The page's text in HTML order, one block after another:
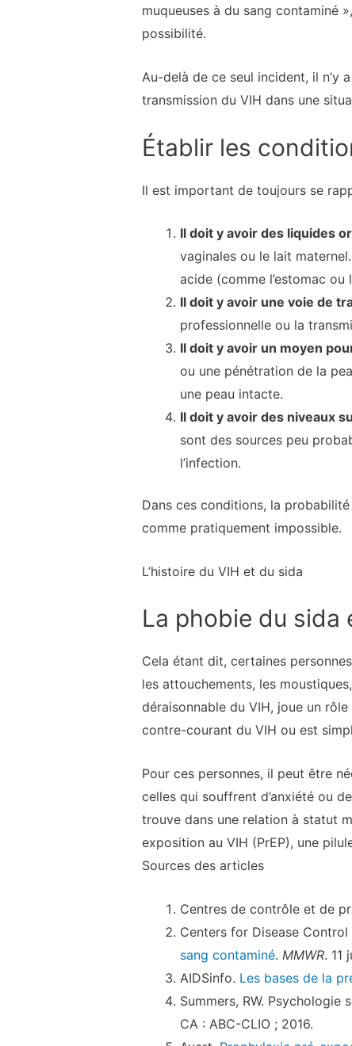
muqueuses à du sang contaminé
possibilité.
Au-delà de ce seul incident, il n’y
transmission du VIH dans une
Établir les
Il est important de toujours se
Il doit y avoir des liquides
vaginales ou le lait
acide (comme l’estomac
Il doit y avoir une voie de
professionnelle ou la
Il doit y avoir un moyen
ou une pénétration de la
une peau intacte.
Il doit y avoir des niveaux
sont des sources peu
l’infection.
Dans ces conditions, la
comme pratiquement impossible.
L’histoire du VIH et du sida
La phobie du
Cela étant dit, certaines
les attouchements, les
déraisonnable du VIH, joue un
contre-courant du VIH ou est
Pour ces personnes, il peut être
celles qui souffrent d’anxiété ou
trouve dans une relation à statut
exposition au VIH (PrEP), une
Sources des articles
Centres de contrôle et de
Centers for Disease Control
sang contaminé. MMWR. 11
AIDSinfo. Les bases de la
Summers, RW. Psychologie
CA : ABC-CLIO ; 2016.